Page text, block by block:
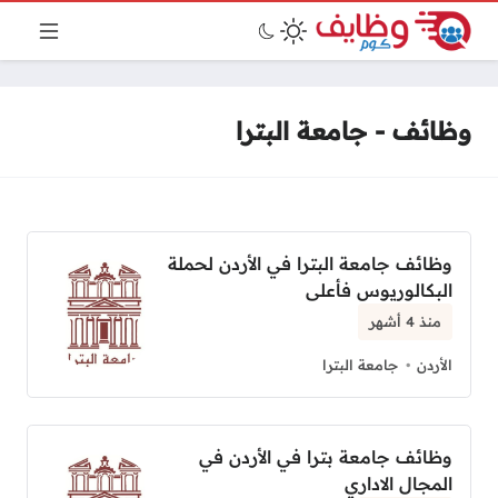
وظائف - جامعة البترا
وظائف جامعة البترا في الأردن لحملة
البكالوريوس فأعلى
منذ 4 أشهر
الأردن جامعة البترا
وظائف جامعة بترا في الأردن في
المجال الاداري